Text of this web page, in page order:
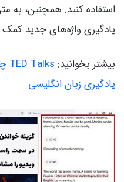
استفاده کنید. همچنین، به
یادگیری واژه‌های جدید
بیشتر بخوانید:
یادگیری زبان انگلیسی